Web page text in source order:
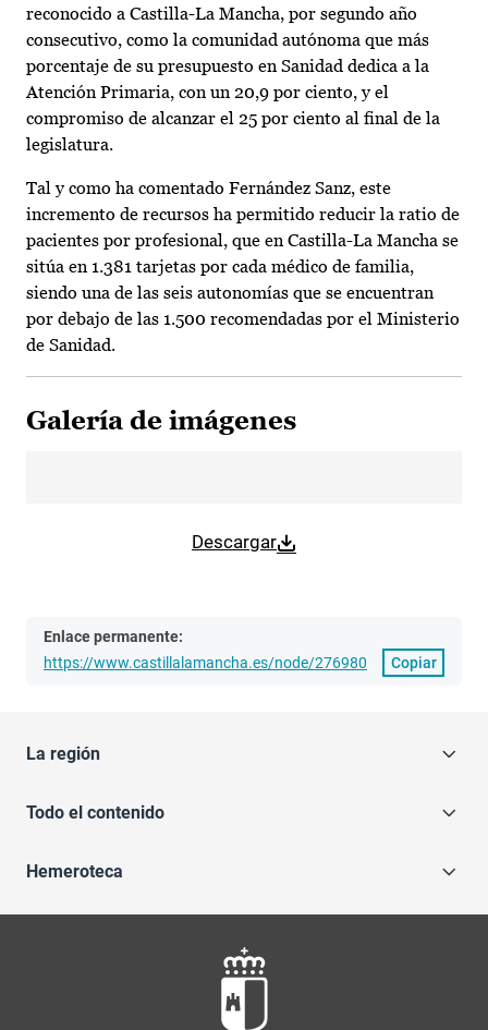
reconocido a Castilla-La Mancha, por segundo año
consecutivo, como la comunidad autónoma que más
porcentaje de su presupuesto en Sanidad dedica a la
Atención Primaria, con un 20,9 por ciento, y el
compromiso de alcanzar el 25 por ciento al final de la
legislatura.
Tal y como ha comentado Fernández Sanz, este
incremento de recursos ha permitido reducir la ratio de
pacientes por profesional, que en Castilla-La Mancha se
sitúa en 1.381 tarjetas por cada médico de familia,
siendo una de las seis autonomías que se encuentran
por debajo de las 1.500 recomendadas por el Ministerio
de Sanidad.
Galería de imágenes
Descargar
Enlace permanente:
https://www.castillalamancha.es/node/276980
Copiar
La región
Todo el contenido
Hemeroteca